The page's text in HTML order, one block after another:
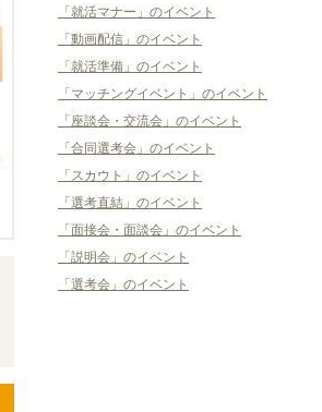
「就活マナー」のイベント
「動画配信」のイベント
「就活準備」のイベント
「マッチングイベント」のイベント
「座談会・交流会」のイベント
「合同選考会」のイベント
「スカウト」のイベント
「選考直結」のイベント
「面接会・面談会」のイベント
「説明会」のイベント
「選考会」のイベント